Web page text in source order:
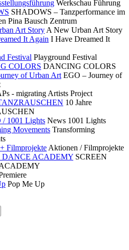
Werkschau Führung
SHADOWS – Tanzperformance im
Pina Bausch Zentrum
Art Story A New Urban Art Story
It Again I Have Dreamed It
Festival Playground Festival
COLORS DANCING COLORS
of Urban Art EGO – Journey of
- migrating Artists Project
10 Jahre
/ 1001 Lights News 1001 Lights
Movements Transforming
Filmprojekte Aktionen / Filmprojekte
DANCE ACADEMY SCREEN
Pop Me Up